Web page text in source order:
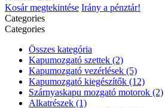
Kosár megtekintése Irány a pénztár!
Categories
Categories
Összes kategória
Kapumozgató szettek (2)
Kapumozgató vezérlések (5)
Kapumozgató kiegészítők (12)
Szárnyaskapu mozgató motorok (2)
Alkatrészek (1)